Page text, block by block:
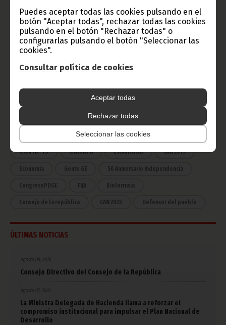
Puedes aceptar todas las cookies pulsando en el
botón "Aceptar todas", rechazar todas las cookies
pulsando en el botón "Rechazar todas" o
configurarlas pulsando el botón "Seleccionar las
cookies".
Consultar política de cookies
Aceptar todas
Rechazar todas
Seleccionar las cookies
Radio Nacional de Guinea
Ecuatorial
Haz click aquí para escuchar ahora
CATEGORÍAS
Noticias
África
Deportes Vicepresidencia
COVID-19 Cultura Estadísticas CAN 2015
Economía Gente GE 50 Aniversario Independencia
CongresoPDGE FIJA Bielorrusia
Consejo de la república CAN 2025 Defensor del pueblo
ÚLTIMAS NOTICIAS
agosto 08, 2026
Consejo Directivo del Consejo de la República
agosto 07, 2026
La Ministra Delegada de Hacienda llama a reforzar el
compromiso institucional para impulsar el Plan Nacional de
Desarrollo